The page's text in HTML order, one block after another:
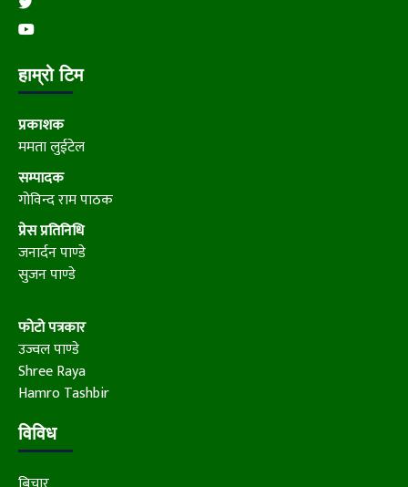
हाम्रो टिम
प्रकाशक
ममता लुईटेल
सम्पादक
गोविन्द राम पाठक
प्रेस प्रतिनिधि
जनार्दन पाण्डे
सुजन पाण्डे
फोटो पत्रकार
उज्वल पाण्डे
Shree Raya
Hamro Tashbir
विविध